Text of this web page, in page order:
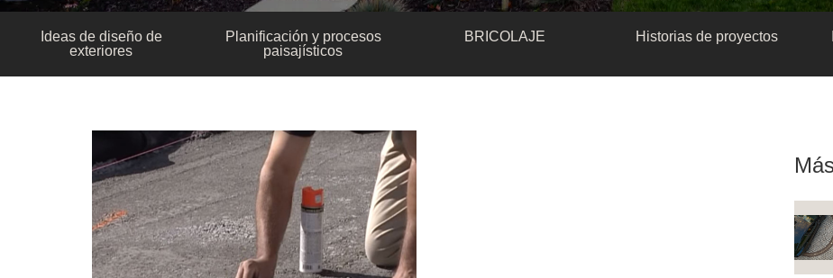
Ideas de diseño de
exteriores
Planificación y procesos
paisajísticos
BRICOLAJE Historias de proyectos